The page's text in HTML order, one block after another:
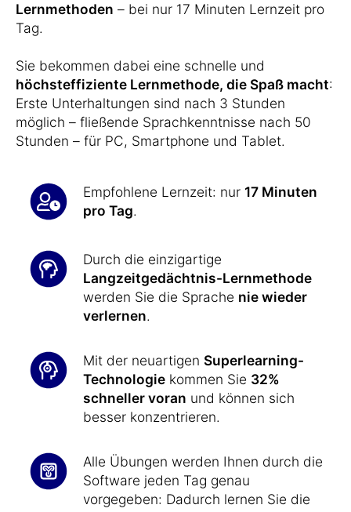
Lernmethoden – bei nur 17 Minuten Lernzeit pro
Tag.
Sie bekommen dabei eine schnelle und
höchsteffiziente Lernmethode, die Spaß macht:
Erste Unterhaltungen sind nach 3 Stunden
möglich – fließende Sprachkenntnisse nach 50
Stunden – für PC, Smartphone und Tablet.
Empfohlene Lernzeit: nur 17 Minuten
pro Tag.
Durch die einzigartige
Langzeitgedächtnis-Lernmethode
werden Sie die Sprache nie wieder
verlernen.
Mit der neuartigen Superlearning-
Technologie kommen Sie 32%
schneller voran und können sich
besser konzentrieren.
Alle Übungen werden Ihnen durch die
Software jeden Tag genau
vorgegeben: Dadurch lernen Sie die